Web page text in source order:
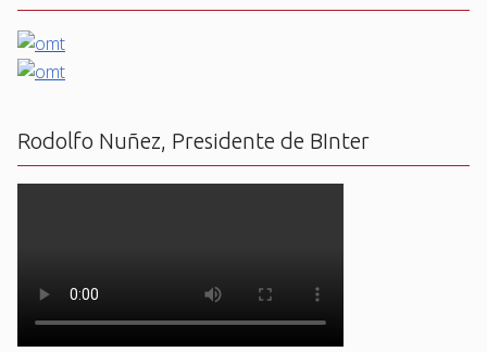
Rodolfo Nuñez, Presidente de BInter